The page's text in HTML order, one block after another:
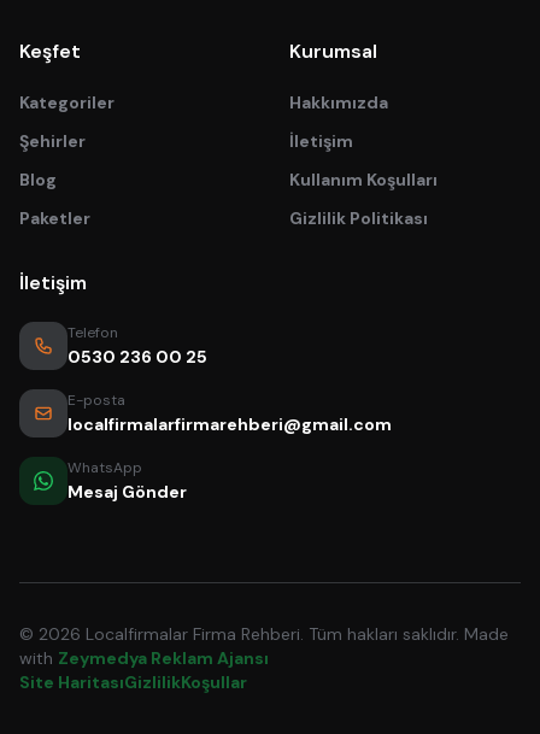
Keşfet
Kategoriler
Şehirler
Blog
Paketler
Kurumsal
Hakkımızda
İletişim
Kullanım Koşulları
Gizlilik Politikası
İletişim
Telefon
0530 236 00 25
E-posta
localfirmalarfirmarehberi@gmail.com
WhatsApp
Mesaj Gönder
© 2026 Localfirmalar Firma Rehberi. Tüm hakları saklıdır. Made
with Zeymedya Reklam Ajansı
Site HaritasıGizlilikKoşullar